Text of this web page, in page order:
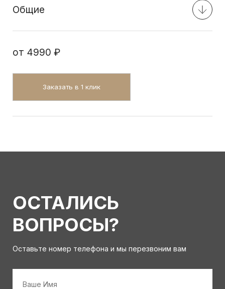
Общие
от 4990 ₽
Заказать в 1 клик
ОСТАЛИСЬ
ВОПРОСЫ?
Оставьте номер телефона и мы перезвоним вам